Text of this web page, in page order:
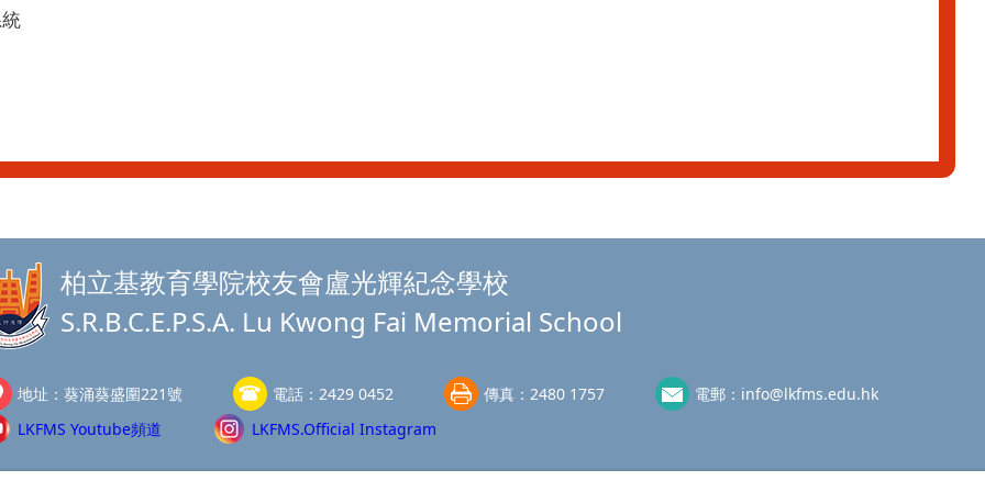
柏立基教育學院校友會盧光輝紀念學校
S.R.B.C.E.P.S.A. Lu Kwong Fai Memorial School
地址： 葵涌葵盛圍221號 電話： 2429 0452 傳真： 2480 1757 電郵： info@lkfms.edu.hk
LKFMS Youtube頻道
LKFMS.Official Instagram